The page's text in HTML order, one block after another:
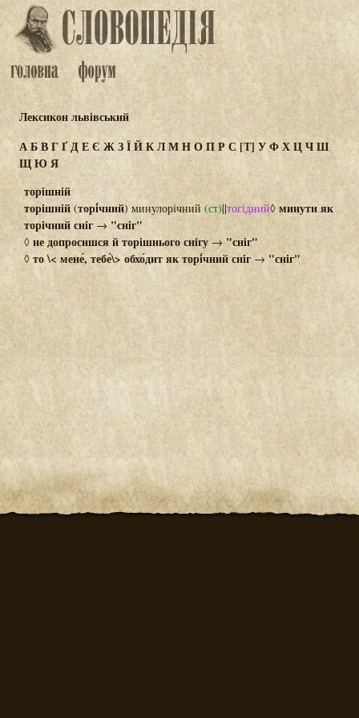
Лексикон львівський
АБВГҐДЕЄ ЖЗЇЙКЛМНОПР С[Т] УФХЦЧШ
ЩЮ Я
торішній
торішній (торі́чний) минулорічний (ст)||тогідний◊ минути як
торічний сніг → "сніг"
◊ не допросишся й торішнього снігу →"сніг"
◊ то \< мене́, тебе́\> обхо́дит як торі́чний сніг→ "сніг"